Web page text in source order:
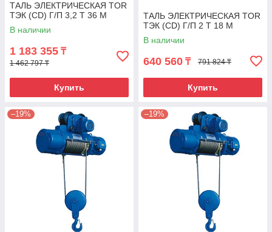
ТАЛЬ ЭЛЕКТРИЧЕСКАЯ TOR
ТЭК (CD) Г/П 3,2 Т 36 М
В наличии
1 183 355 ₸
1 462 797 ₸
Купить
ТАЛЬ ЭЛЕКТРИЧЕСКАЯ TOR
ТЭК (CD) Г/П 2 Т 18 М
В наличии
640 560 ₸ 791 824 ₸
Купить
–19% –19%